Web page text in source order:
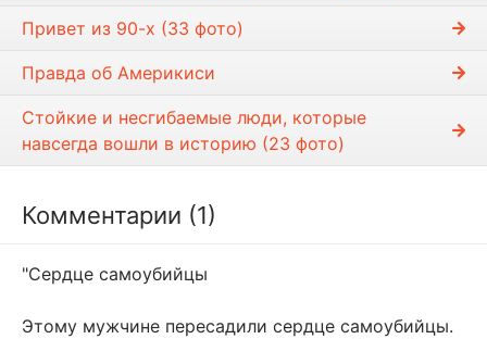
Привет из 90-х (33 фото)
Правда об Америкиси
Стойкие и несгибаемые люди, которые
навсегда вошли в историю (23 фото)
Комментарии (1)
"Сердце самоубийцы
Этому мужчине пересадили сердце самоубийцы.